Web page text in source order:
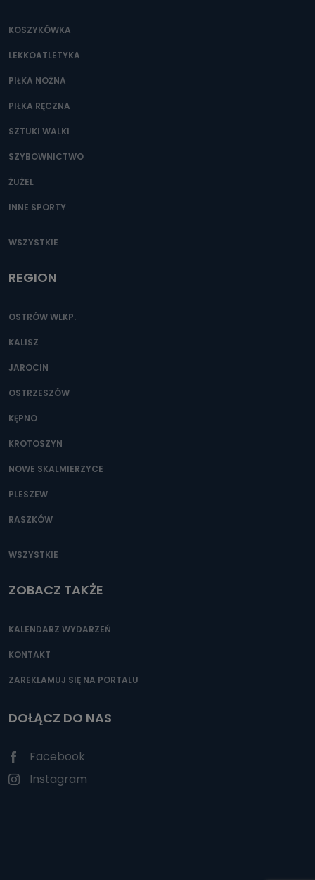
KOSZYKÓWKA
LEKKOATLETYKA
PIŁKA NOŻNA
PIŁKA RĘCZNA
SZTUKI WALKI
SZYBOWNICTWO
ŻUŻEL
INNE SPORTY
WSZYSTKIE
REGION
OSTRÓW WLKP.
KALISZ
JAROCIN
OSTRZESZÓW
KĘPNO
KROTOSZYN
NOWE SKALMIERZYCE
PLESZEW
RASZKÓW
WSZYSTKIE
ZOBACZ TAKŻE
KALENDARZ WYDARZEŃ
KONTAKT
ZAREKLAMUJ SIĘ NA PORTALU
DOŁĄCZ DO NAS
Facebook
Instagram